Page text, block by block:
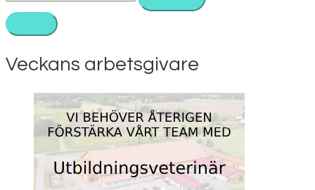
efter:
Veckans arbetsgivare